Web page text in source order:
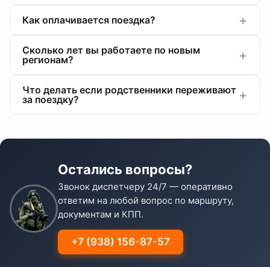
Как оплачивается поездка?
Сколько лет вы работаете по новым
регионам?
Что делать если родственники переживают
за поездку?
Остались вопросы?
Звонок диспетчеру 24/7 — оперативно
ответим на любой вопрос по маршруту,
документам и КПП.
+7 (938) 156-87-57